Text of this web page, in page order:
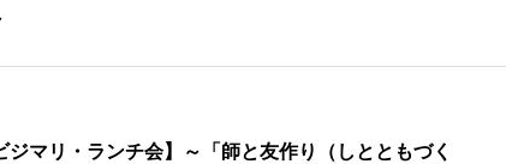
マリ・ランチ会】～「師と友作り（しとともづく